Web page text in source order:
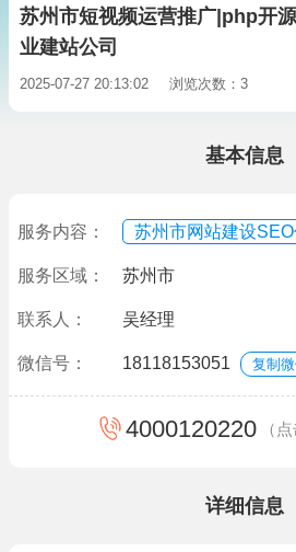
苏州市短视频运营推广|php开
业建站公司
2025-07-27 20:13:02 浏览次数：3
基本信息
服务内容： 苏州市网站建设
服务区域： 苏州市
联系人： 吴经理
微信号： 18118153051 复制
4000120220 （
详细信息